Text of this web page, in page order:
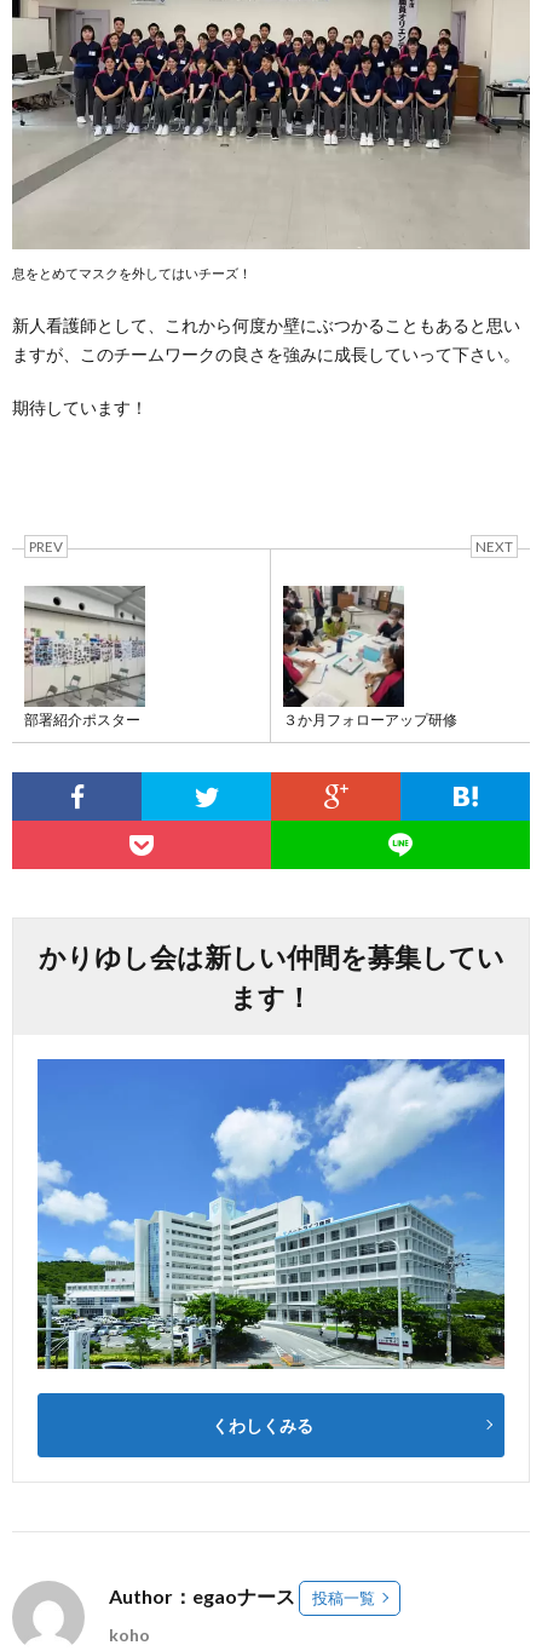
息をとめてマスクを外してはいチーズ！
新人看護師として、これから何度か壁にぶつかることもあると思い
ますが、このチームワークの良さを強みに成長していって下さい。
期待しています！
PREV
部署紹介ポスター
NEXT
３か月フォローアップ研修
かりゆし会は新しい仲間を募集してい
ます！
くわしくみる
Author：egaoナース 投稿一覧
koho